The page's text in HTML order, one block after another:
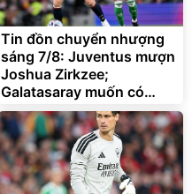
Tin đồn chuyển nhượng
sáng 7/8: Juventus mượn
Joshua Zirkzee;
Galatasaray muốn có
Gabriel Martinelli